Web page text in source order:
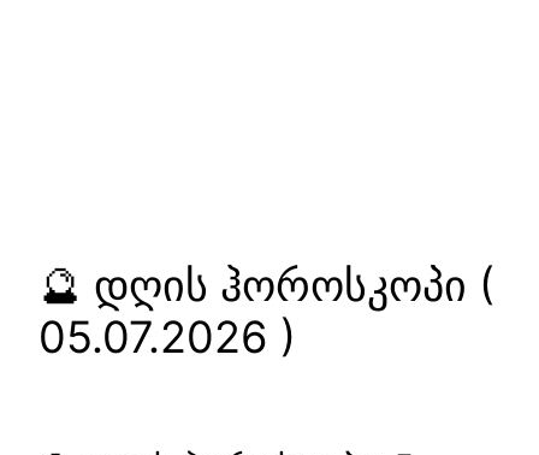
🔮 დღის ჰოროსკოპი (
05.07.2026 )